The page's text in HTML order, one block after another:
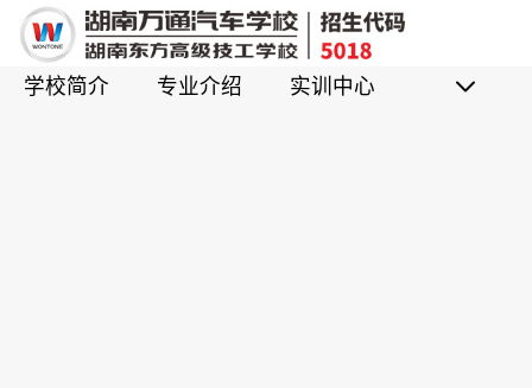
学校简介 专业介绍 实训中心